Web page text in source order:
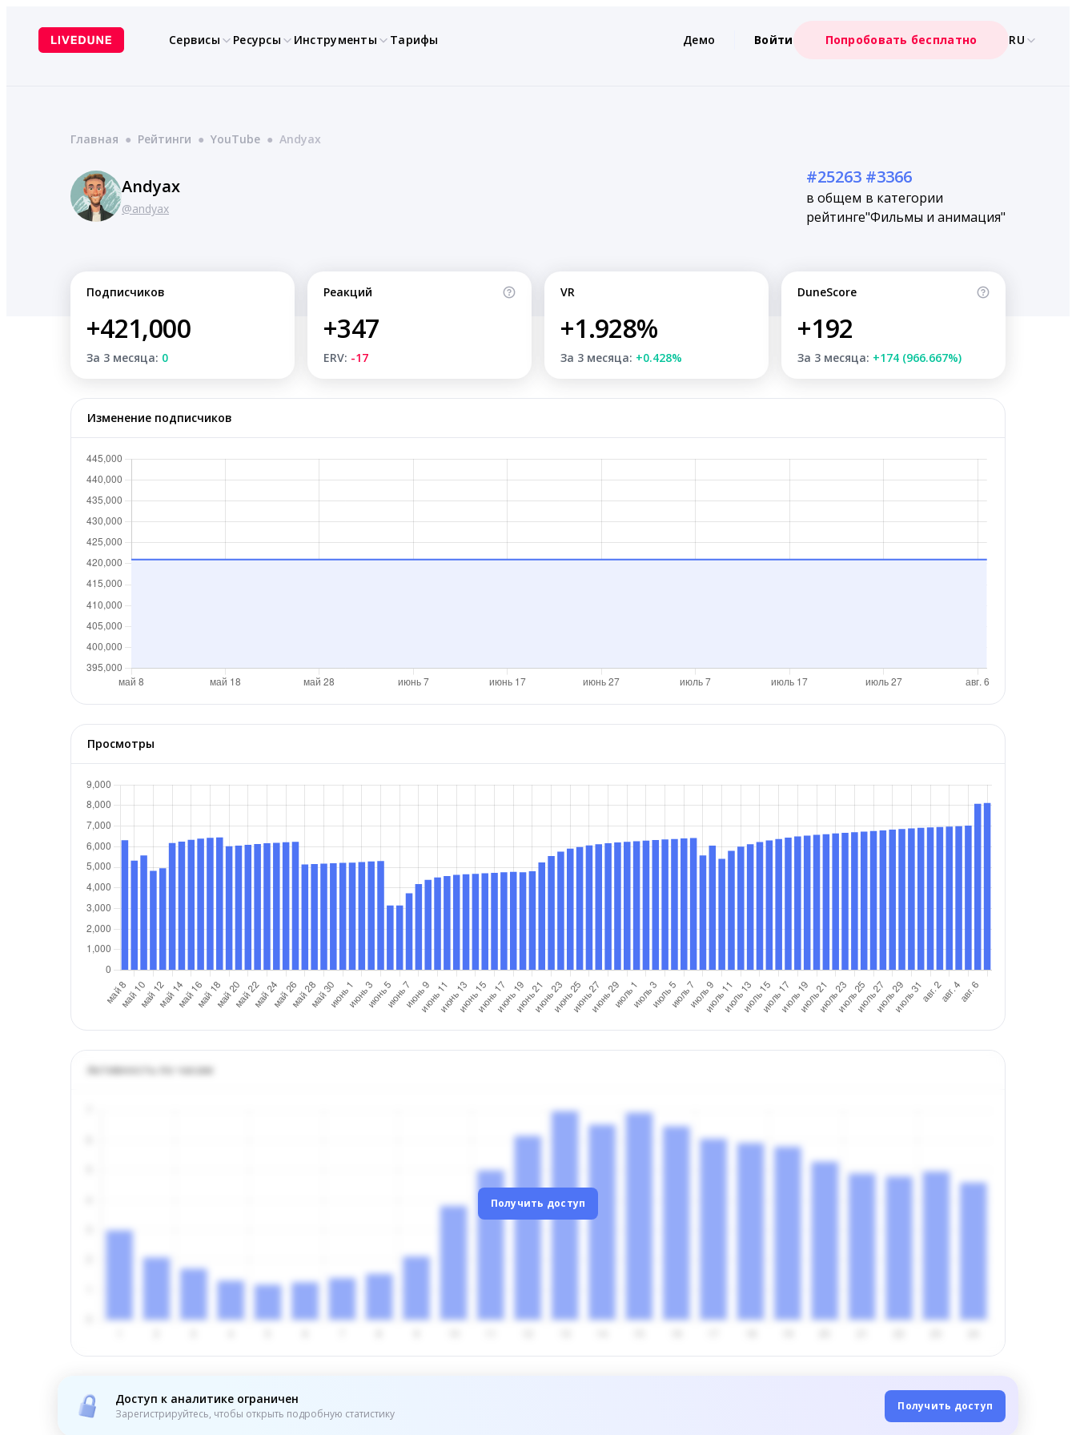
содержимому
Сервисы Ресурсы Инструменты Тарифы Демо Войти Попробовать бесплатно RU
Главная ● Рейтинги ● YouTube ● Andyax
Andyax
@andyax
#25263
в общем
рейтинге
#3366
в категории
"Фильмы и анимация"
Подписчиков
+421,000
За 3 месяца: 0
Реакций
+347
ERV: -17
VR
+1.928%
За 3 месяца: +0.428%
DuneScore
+192
За 3 месяца: +174 (966.667%)
Изменение подписчиков
Просмотры
Активность по часам
Получить доступ
Доступ к аналитике ограничен
Зарегистрируйтесь, чтобы открыть подробную статистику
Получить доступ